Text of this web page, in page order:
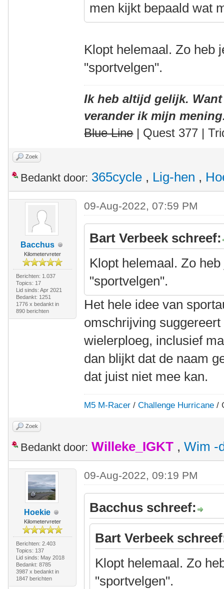
men kijkt bepaald wat
Klopt helemaal. Zo heb
"sportvelgen".
Ik heb altijd gelijk.
verander ik mijn
Blue Line| Quest 377 |
Zoek
Bedankt door: 365cycle , Lig-hen ,
Bacchus
Kilometervreter
Berichten: 1.037
Topics: 17
Lid sinds: Apr 2021
Bedankt: 1251
1776 x bedankt in
890 berichten
09-Aug-2022, 07:59 PM
Bart Verbeek schreef:
Klopt helemaal. Zo
"sportvelgen".
Het hele idee van
omschrijving
wielerploeg, inclusief
dan blijkt dat de naam
dat juist niet mee kan.
M5 M-Racer /Challenge Hurricane /
Zoek
Bedankt door: Willeke_IGKT , Wim -
Hoekie
Kilometervreter
Berichten: 2.403
Topics: 137
Lid sinds: May 2018
Bedankt: 8785
3987 x bedankt in
1847 berichten
09-Aug-2022, 09:19 PM
Bacchus schreef:
Bart Verbeek
Klopt helemaal. Zo
"sportvelgen".